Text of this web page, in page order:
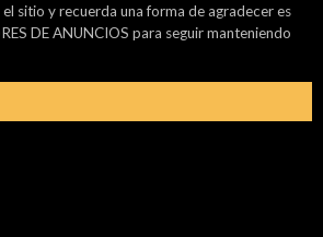
sitio y recuerda una forma de agradecer es
DE ANUNCIOS para seguir manteniendo